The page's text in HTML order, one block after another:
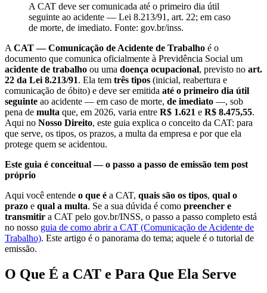
A CAT deve ser comunicada até o primeiro dia útil
seguinte ao acidente — Lei 8.213/91, art. 22; em caso
de morte, de imediato. Fonte: gov.br/inss.
A CAT — Comunicação de Acidente de Trabalho é o
documento que comunica oficialmente à Previdência Social um
acidente de trabalho ou uma doença ocupacional, previsto no art.
22 da Lei 8.213/91. Ela tem três tipos (inicial, reabertura e
comunicação de óbito) e deve ser emitida até o primeiro dia útil
seguinte ao acidente — em caso de morte, de imediato —, sob
pena de multa que, em 2026, varia entre R$ 1.621 e R$ 8.475,55.
Aqui no Nosso Direito, este guia explica o conceito da CAT: para
que serve, os tipos, os prazos, a multa da empresa e por que ela
protege quem se acidentou.
Este guia é conceitual — o passo a passo de emissão tem post
próprio
Aqui você entende o que é a CAT, quais são os tipos, qual o
prazo e qual a multa. Se a sua dúvida é como preencher e
transmitir a CAT pelo gov.br/INSS, o passo a passo completo está
no nosso guia de como abrir a CAT (Comunicação de Acidente de
Trabalho). Este artigo é o panorama do tema; aquele é o tutorial de
emissão.
O Que É a CAT e Para Que Ela Serve